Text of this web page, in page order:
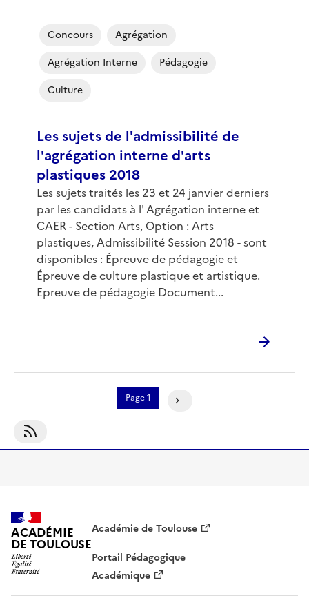
Les sujets de l'admissibilité de
l'agrégation interne d'arts
plastiques 2018
Les sujets traités les 23 et 24 janvier derniers
par les candidats à l' Agrégation interne et
CAER - Section Arts, Option : Arts
plastiques, Admissibilité Session 2018 - sont
disponibles : Épreuve de pédagogie et
Épreuve de culture plastique et artistique.
Epreuve de pédagogie Document...
Concours
Agrégation
Agrégation Interne
Pédagogie
Culture
Pagination
Page 1
S'abonner À Culture
ACADÉMIE
DE TOULOUSE
Académie de Toulouse
Portail Pédagogique
Académique